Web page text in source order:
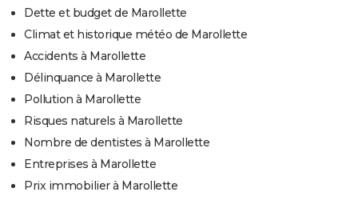
Dette et budget de Marollette
Climat et historique météo de Marollette
Accidents à Marollette
Délinquance à Marollette
Pollution à Marollette
Risques naturels à Marollette
Nombre de dentistes à Marollette
Entreprises à Marollette
Prix immobilier à Marollette